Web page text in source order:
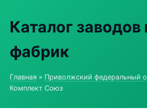
Каталог заводов
фабрик
Главная » Приволжский федеральный
Комплект Союз